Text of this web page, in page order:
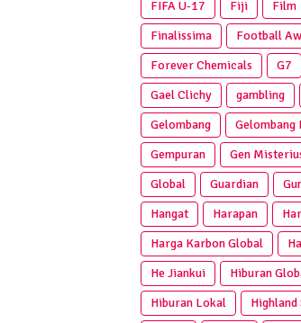
FIFA U-17
Fiji Film
Finalissima
Football
Forever Chemicals
G7
Gael Clichy
gambling
Gelombang
Gelombang
Gempuran
Gen
Global
Guardian
Hangat
Harapan
Harga Karbon Global
He Jiankui
Hiburan
Hiburan Lokal